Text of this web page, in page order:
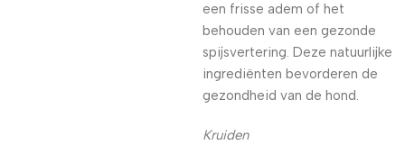
een frisse adem of het
behouden van een gezonde
spijsvertering. Deze natuurlijke
ingrediënten bevorderen de
gezondheid van de hond.
Kruiden